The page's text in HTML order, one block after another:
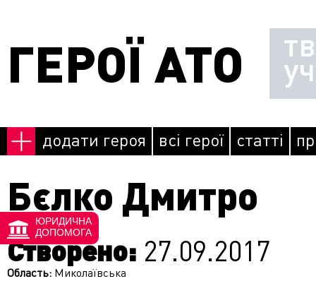
ГЕРОЇ АТО
додати героя всі герої статті
Бєлко Дмитро
Створено: 27.09.2017
Область: Миколаївська
ЮРИДИЧНА
ДОПОМОГА